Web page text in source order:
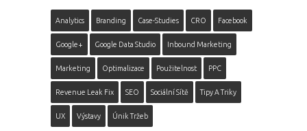
Analytics Branding Case-Studies CRO Facebook
Google+ Google Data Studio Inbound Marketing
Marketing Optimalizace Použitelnost PPC
Revenue Leak Fix SEO Sociální Sítě Tipy A Triky
UX Výstavy Únik Tržeb